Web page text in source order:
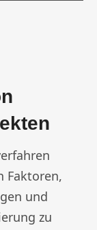
Faktoren,
und
zu